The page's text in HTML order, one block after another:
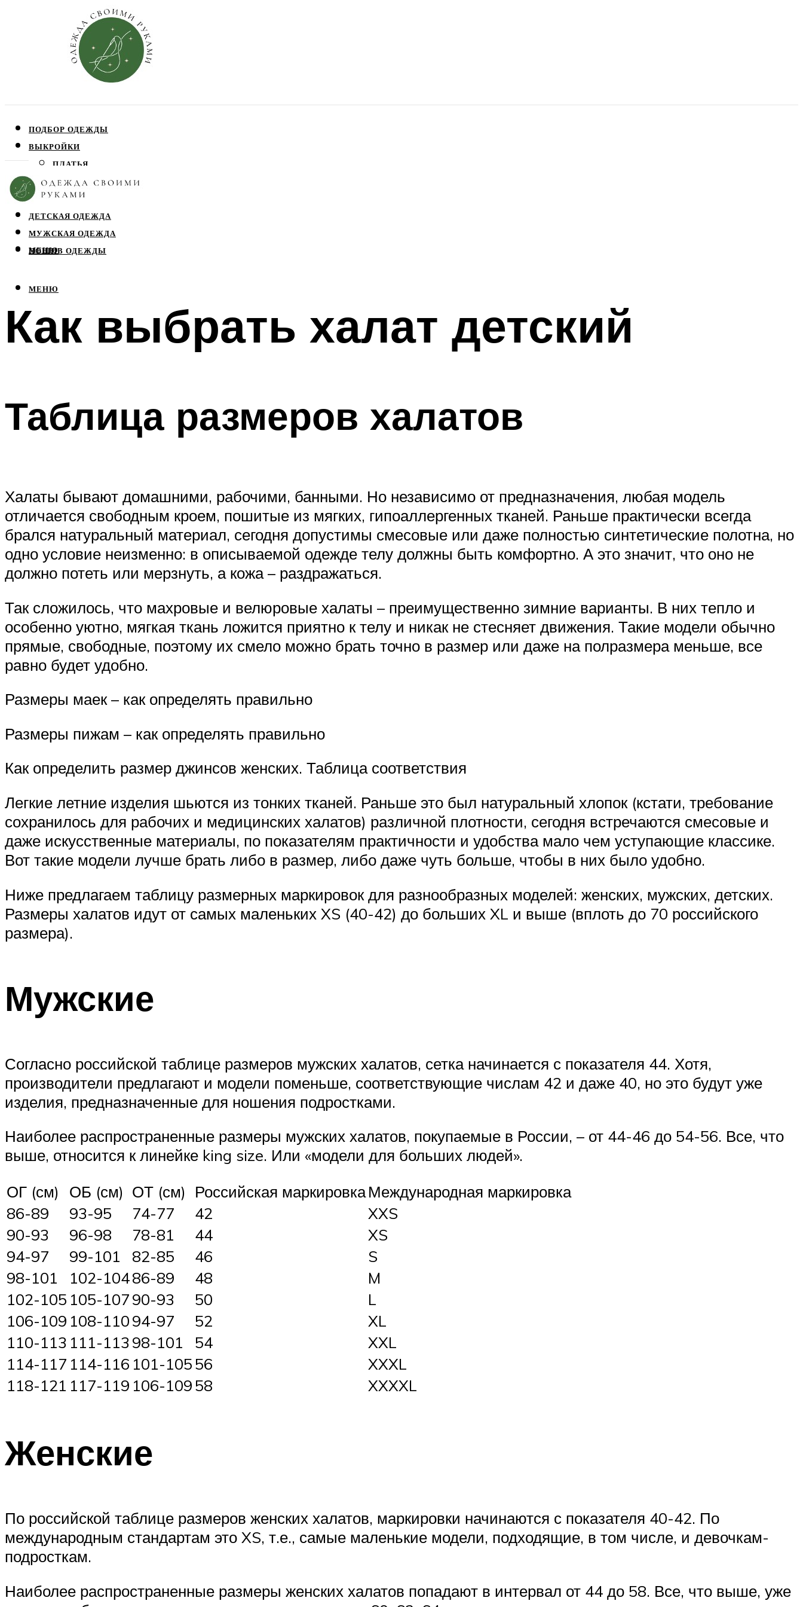
ПОДБОР ОДЕЖДЫ
ВЫКРОЙКИ
ПЛАТЬЯ
ЮБКИ
БЛУЗЫ
ДЕТСКАЯ ОДЕЖДА
МУЖСКАЯ ОДЕЖДА
ПОШИВ ОДЕЖДЫ
МЕНЮ
МЕНЮ
Как выбрать халат детский
Таблица размеров халатов
Халаты бывают домашними, рабочими, банными. Но независимо от предназначения, любая модель
отличается свободным кроем, пошитые из мягких, гипоаллергенных тканей. Раньше практически всегда
брался натуральный материал, сегодня допустимы смесовые или даже полностью синтетические полотна, но
одно условие неизменно: в описываемой одежде телу должны быть комфортно. А это значит, что оно не
должно потеть или мерзнуть, а кожа – раздражаться.
Так сложилось, что махровые и велюровые халаты – преимущественно зимние варианты. В них тепло и
особенно уютно, мягкая ткань ложится приятно к телу и никак не стесняет движения. Такие модели обычно
прямые, свободные, поэтому их смело можно брать точно в размер или даже на полразмера меньше, все
равно будет удобно.
Размеры маек – как определять правильно
Размеры пижам – как определять правильно
Как определить размер джинсов женских. Таблица соответствия
Легкие летние изделия шьются из тонких тканей. Раньше это был натуральный хлопок (кстати, требование
сохранилось для рабочих и медицинских халатов) различной плотности, сегодня встречаются смесовые и
даже искусственные материалы, по показателям практичности и удобства мало чем уступающие классике.
Вот такие модели лучше брать либо в размер, либо даже чуть больше, чтобы в них было удобно.
Ниже предлагаем таблицу размерных маркировок для разнообразных моделей: женских, мужских, детских.
Размеры халатов идут от самых маленьких XS (40-42) до больших XL и выше (вплоть до 70 российского
размера).
Мужские
Согласно российской таблице размеров мужских халатов, сетка начинается с показателя 44. Хотя,
производители предлагают и модели поменьше, соответствующие числам 42 и даже 40, но это будут уже
изделия, предназначенные для ношения подростками.
Наиболее распространенные размеры мужских халатов, покупаемые в России, – от 44-46 до 54-56. Все, что
выше, относится к линейке king size. Или «модели для больших людей».
ОГ (см)
ОБ (см) ОТ (см) Российская маркировкаМеждународная маркировка
86-89
93-95 74-77 42
XXS
90-93
96-98 78-81 44
XS
94-97
99-101 82-85 46
S
98-101
102-10486-89 48
M
102-105 105-10790-93 50
L
106-109 108-11094-97 52
XL
110-113 111-113 98-101 54
XXL
114-117 114-116 101-10556
XXXL
118-121 117-119 106-10958 XXXXL
Женские
По российской таблице размеров женских халатов, маркировки начинаются с показателя 40-42. По
международным стандартам это XS, т.е., самые маленькие модели, подходящие, в том числе, и девочкам-
подросткам.
Наиболее распространенные размеры женских халатов попадают в интервал от 44 до 58. Все, что выше, уже